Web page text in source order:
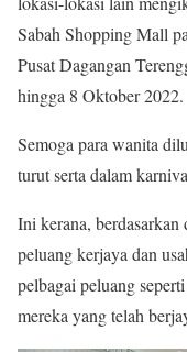
Sabah Shopping Mall
Pusat Dagangan
hingga 8 Oktober 2022.
Semoga para wanita
turut serta dalam
Ini kerana,
peluang kerjaya dan
pelbagai peluang
mereka yang telah